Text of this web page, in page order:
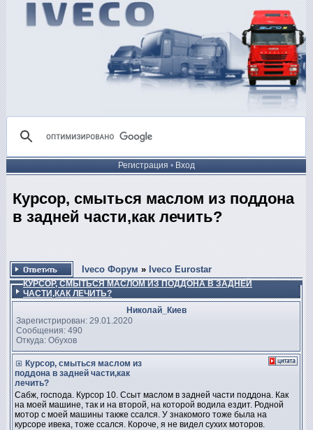
Регистрация • Вход
Курсор, смыться маслом из поддона
в задней части,как лечить?
Iveco Форум » Iveco Eurostar
КУРСОР, СМЫТЬСЯ МАСЛОМ ИЗ ПОДДОНА В ЗАДНЕЙ
ЧАСТИ,КАК ЛЕЧИТЬ?
Николай_Киев
Зарегистрирован: 29.01.2020
Сообщения: 490
Откуда: Обухов
Курсор, смыться маслом из
поддона в задней части,как
лечить?
Сабж, господа. Курсор 10. Ссыт маслом в задней части поддона. Как
на моей машине, так и на второй, на которой водила ездит. Родной
мотор с моей машины также ссался. У знакомого тоже была на
курсоре ивека, тоже ссался. Короче, я не видел сухих моторов.